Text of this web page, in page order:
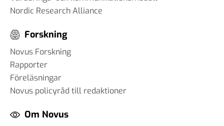
Nordic Research Alliance
Forskning
Novus Forskning
Rapporter
Föreläsningar
Novus policyråd till redaktioner
Om Novus